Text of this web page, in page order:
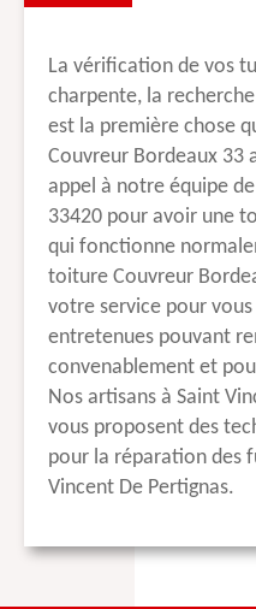
La vérification de vos
charpente, la
est la première chose
Couvreur Bordeaux 33
appel à notre équipe
33420 pour avoir une
qui fonctionne
toiture Couvreur
votre service pour
entretenues pouvant
convenablement et
Nos artisans à Saint
vous proposent des
pour la réparation des
Vincent De Pertignas.